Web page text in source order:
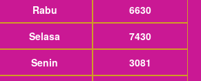
Rabu
6630
Selasa
7430
Senin
3081